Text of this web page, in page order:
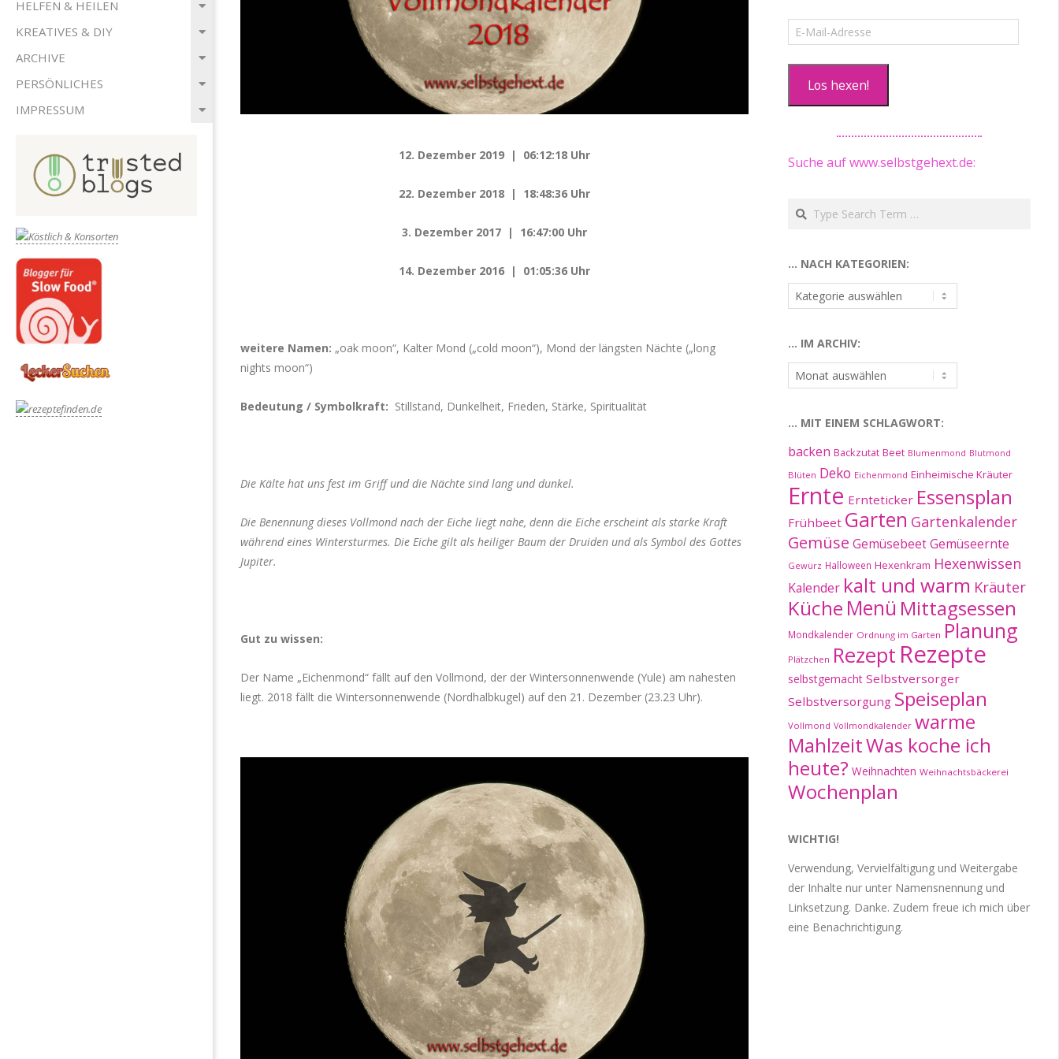
HELFEN & HEILEN
KREATIVES & DIY
ARCHIVE
PERSÖNLICHES
IMPRESSUM
12. Dezember 2019 | 06:12:18 Uhr
22. Dezember 2018 | 18:48:36 Uhr
3. Dezember 2017 | 16:47:00 Uhr
14. Dezember 2016 | 01:05:36 Uhr
weitere Namen: „oak moon“, Kalter Mond („cold moon“), Mond der längsten Nächte („long
nights moon“)
Bedeutung / Symbolkraft: Stillstand, Dunkelheit, Frieden, Stärke, Spiritualität
Die Kälte hat uns fest im Griff und die Nächte sind lang und dunkel.
Die Benennung dieses Vollmond nach der Eiche liegt nahe, denn die Eiche erscheint als starke Kraft
während eines Wintersturmes. Die Eiche gilt als heiliger Baum der Druiden und als Symbol des Gottes
Jupiter.
Gut zu wissen:
Der Name „Eichenmond“ fällt auf den Vollmond, der der Wintersonnenwende (Yule) am nahesten
liegt. 2018 fällt die Wintersonnenwende (Nordhalbkugel) auf den 21. Dezember (23.23 Uhr).
E-
Mail-
Los hexen!
Suche auf www.selbstgehext.de:
Search
… NACH KATEGORIEN:
…
nach
… IM ARCHIV:
…
im
… MIT EINEM SCHLAGWORT:
backen Backzutat Beet Blumenmond Blutmond
Blüten Deko Eichenmond Einheimische Kräuter
Ernte Ernteticker Essensplan
Frühbeet Garten Gartenkalender
Gemüse Gemüsebeet Gemüseernte
Gewürz Halloween Hexenkram Hexenwissen
Kalender kalt und warm Kräuter
Küche Menü Mittagsessen
Mondkalender Ordnung im Garten Planung
Plätzchen Rezept Rezepte
selbstgemacht Selbstversorger
Selbstversorgung Speiseplan
Vollmond Vollmondkalender warme
MahlzeitWas koche ich
heute? Weihnachten Weihnachtsbäckerei
Wochenplan
WICHTIG!
Verwendung, Vervielfältigung und Weitergabe
der Inhalte nur unter Namensnennung und
Linksetzung. Danke. Zudem freue ich mich über
eine Benachrichtigung.